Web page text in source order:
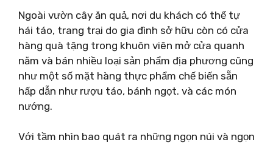
Ngoài vườn cây ăn quả, nơi du khách có thể tự
hái táo, trang trại do gia đình sở hữu còn có cửa
hàng quà tặng trong khuôn viên mở cửa quanh
năm và bán nhiều loại sản phẩm địa phương cũng
như một số mặt hàng thực phẩm chế biến sẵn
hấp dẫn như rượu táo, bánh ngọt. và các món
nướng.
Với tầm nhìn bao quát ra những ngọn núi và ngọn